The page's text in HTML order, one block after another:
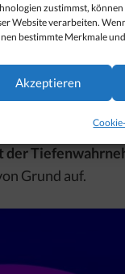
zustimmst,
Website verarbeiten.
bestimmte Merkmale
Akzeptieren
von
James
Wahrnehmung
sagt über seine
man
der
Grund auf.